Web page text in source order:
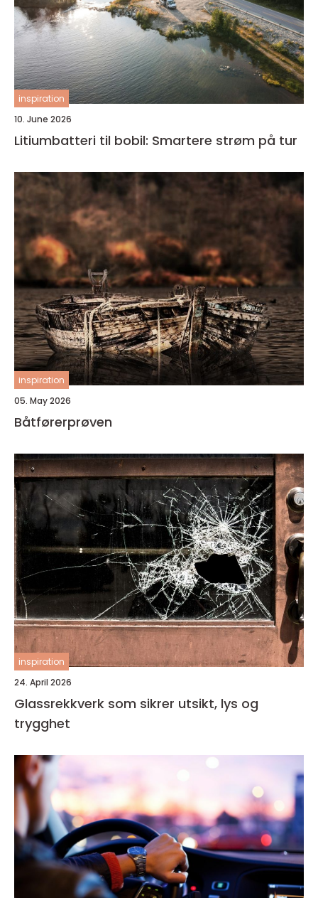
inspiration
10. June 2026
Litiumbatteri til bobil: Smartere strøm på tur
inspiration
05. May 2026
Båtførerprøven
inspiration
24. April 2026
Glassrekkverk som sikrer utsikt, lys og
trygghet